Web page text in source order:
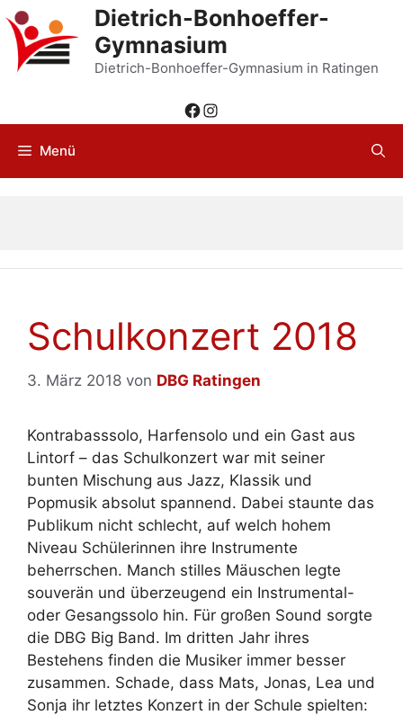
Zum
Inhalt
springen
Dietrich-Bonhoeffer-
Gymnasium
Dietrich-Bonhoeffer-Gymnasium in Ratingen
Facebook
Instagram
Menü
Schulkonzert 2018
3. März 2018 von DBG Ratingen
Kontrabasssolo, Harfensolo und ein Gast aus
Lintorf – das Schulkonzert war mit seiner
bunten Mischung aus Jazz, Klassik und
Popmusik absolut spannend. Dabei staunte das
Publikum nicht schlecht, auf welch hohem
Niveau Schülerinnen ihre Instrumente
beherrschen. Manch stilles Mäuschen legte
souverän und überzeugend ein Instrumental-
oder Gesangssolo hin. Für großen Sound sorgte
die DBG Big Band. Im dritten Jahr ihres
Bestehens finden die Musiker immer besser
zusammen. Schade, dass Mats, Jonas, Lea und
Sonja ihr letztes Konzert in der Schule spielten: